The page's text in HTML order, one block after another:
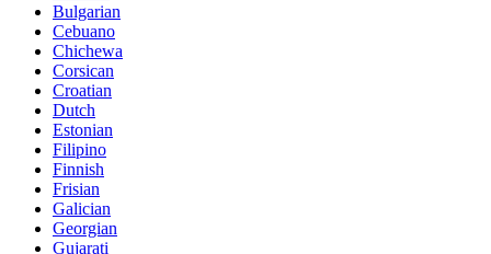
Bulgarian
Cebuano
Chichewa
Corsican
Croatian
Dutch
Estonian
Filipino
Finnish
Frisian
Galician
Georgian
Gujarati